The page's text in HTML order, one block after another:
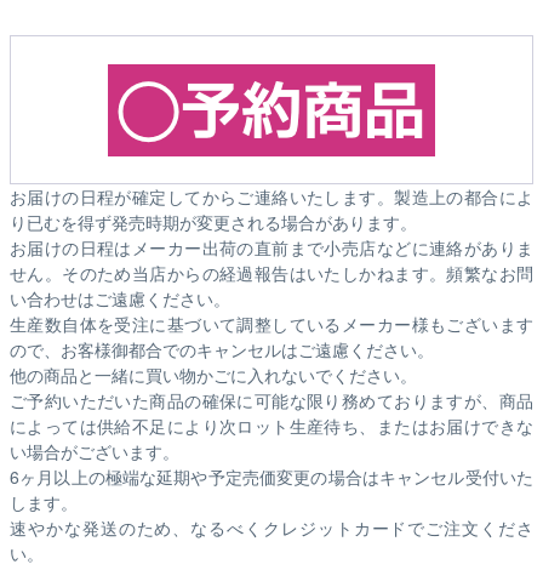
お届けの日程が確定してからご連絡いたします。製造上の都合によ
り已むを得ず発売時期が変更される場合があります。
お届けの日程はメーカー出荷の直前まで小売店などに連絡がありま
せん。そのため当店からの経過報告はいたしかねます。頻繁なお問
い合わせはご遠慮ください。
生産数自体を受注に基づいて調整しているメーカー様もございます
ので、お客様御都合でのキャンセルはご遠慮ください。
他の商品と一緒に買い物かごに入れないでください。
ご予約いただいた商品の確保に可能な限り務めておりますが、商品
によっては供給不足により次ロット生産待ち、またはお届けできな
い場合がございます。
6ヶ月以上の極端な延期や予定売価変更の場合はキャンセル受付いた
します。
速やかな発送のため、なるべくクレジットカードでご注文くださ
い。